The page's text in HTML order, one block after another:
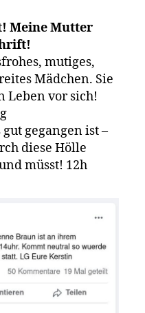
Meine Mutter
mutiges,
Mädchen. Sie
Leben vor sich!
gegangen ist –
diese Hölle
müsst! 12h